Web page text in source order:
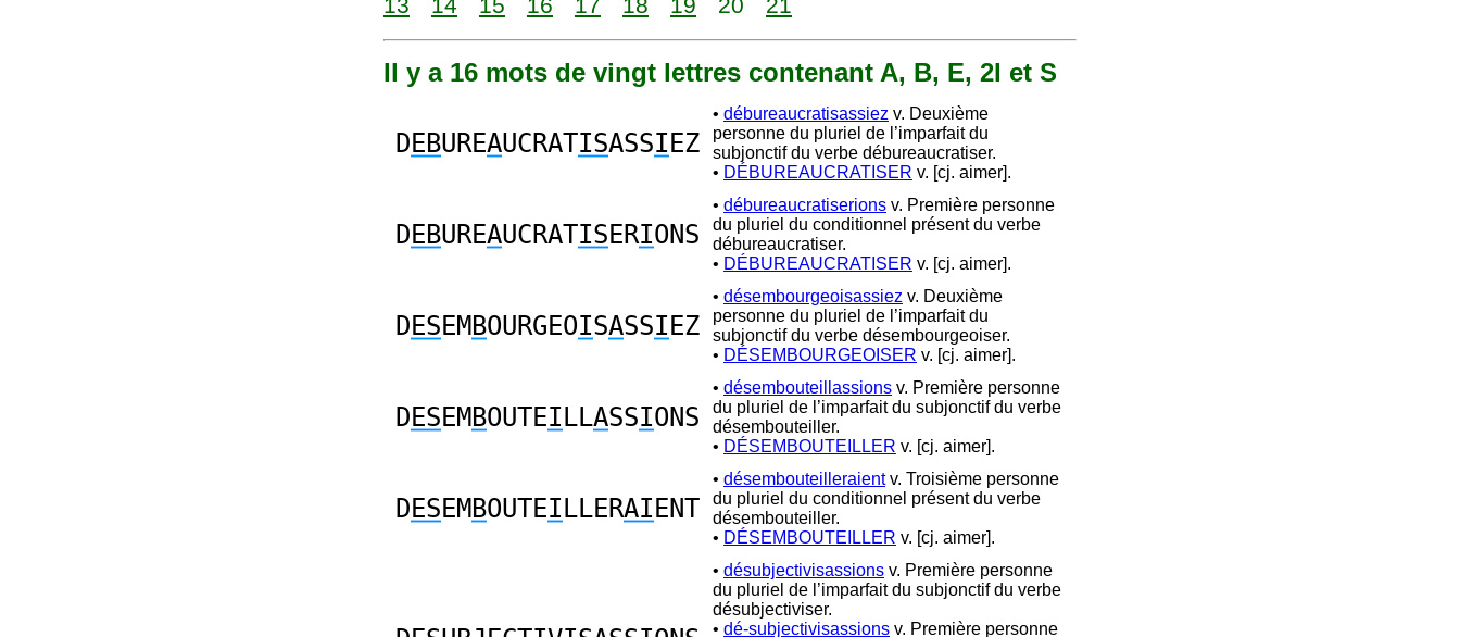
Il y a 16 mots de vingt lettres contenant A, B, E, 2I et S
DEBUREAUCRATISASSI EZ
• débureaucratisassiez v. Deuxième
personne du pluriel de l’imparfait du
subjonctif du verbe débureaucratiser.
• DÉBUREAUCRATISER v. [cj. aimer].
DEBUREAUCRATISERIONS
• débureaucratiserions v. Première personne
du pluriel du conditionnel présent du verbe
débureaucratiser.
• DÉBUREAUCRATISER v. [cj. aimer].
DESEM BOURGEOISASSI EZ
• désembourgeoisassiez v. Deuxième
personne du pluriel de l’imparfait du
subjonctif du verbe désembourgeoiser.
• DÉSEMBOURGEOISER v. [cj. aimer].
DESEM BOUTEI LLASSIONS
• désembouteillassions v. Première personne
du pluriel de l’imparfait du subjonctif du verbe
désembouteiller.
• DÉSEMBOUTEILLER v. [cj. aimer].
DESEM BOUTEI LLERAI ENT
• désembouteilleraientv. Troisième personne
du pluriel du conditionnel présent du verbe
désembouteiller.
• DÉSEMBOUTEILLER v. [cj. aimer].
• désubjectivisassions v. Première personne
du pluriel de l’imparfait du subjonctif du verbe
désubjectiviser.
• dé-subjectivisassions v. Première personne